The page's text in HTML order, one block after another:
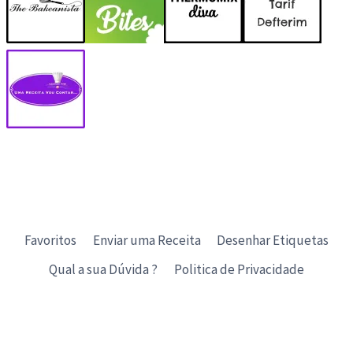
Favoritos Enviar uma Receita
Desenhar Etiquetas
Qual a sua Dúvida ?
Politica de Privacidade